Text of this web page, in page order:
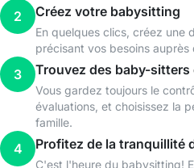
2 Créez votre babysitting
En quelques clics, créez une
précisant vos besoins
3 Trouvez des baby-
Vous gardez toujours le
évaluations, et choisissez la
famille.
4 Profitez de la tranquillité
C'est l'heure du babysitting!